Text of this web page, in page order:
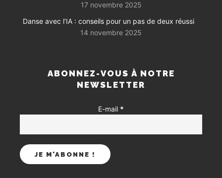
17 novembre 2025
Danse avec l’IA : conseils pour un pas de deux réussi
14 novembre 2025
ABONNEZ-VOUS À NOTRE
NEWSLETTER
E-mail *